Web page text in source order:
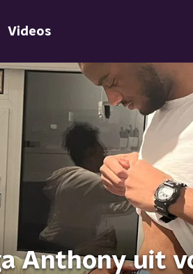
Videos
Anthony uit